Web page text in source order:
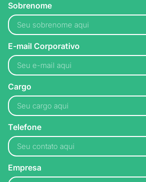
Sobrenome
E-mail Corporativo
Cargo
Telefone
Empresa